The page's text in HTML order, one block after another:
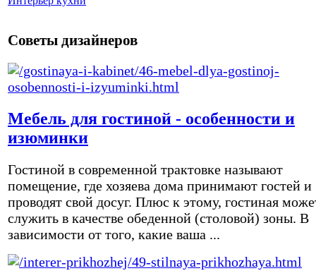
Советы дизайнеров
Мебель для гостиной - особенности и
изюминки
Гостиной в современной трактовке называют
помещение, где хозяева дома принимают гостей и
проводят свой досуг. Плюс к этому, гостиная
служить в качестве обеденной (столовой) зоны. В
зависимости от того, какие ваша ...